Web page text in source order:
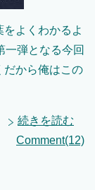
よくわかるよ
一弾となる今回
だから俺はこの
続きを読む
Comment(12)